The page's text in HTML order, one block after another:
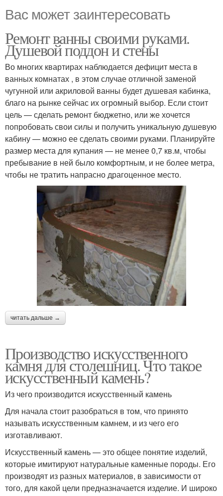
Вас может заинтересовать
Ремонт ванны своими руками.
Душевой поддон и стены
Во многих квартирах наблюдается дефицит места в
ванных комнатах , в этом случае отличной заменой
чугунной или акриловой ванны будет душевая кабинка,
благо на рынке сейчас их огромный выбор. Если стоит
цель — сделать ремонт бюджетно, или же хочется
попробовать свои силы и получить уникальную душевую
кабину — можно ее сделать своими руками. Планируйте
размер места для купания — не менее 0,7 кв.м, чтобы
пребывание в ней было комфортным, и не более метра,
чтобы не тратить напрасно драгоценное место.
читать дальше →
Производство искусственного
камня для столешниц. Что такое
искусственный камень?
Из чего производится искусственный камень
Для начала стоит разобраться в том, что принято
называть искусственным камнем, и из чего его
изготавливают.
Искусственный камень — это общее понятие изделий,
которые имитируют натуральные каменные породы. Его
производят из разных материалов, в зависимости от
того, для какой цели предназначается изделие. И широко